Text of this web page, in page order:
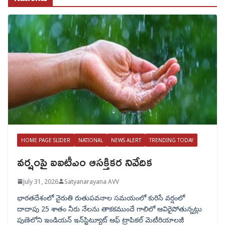
HOME PAGE SLIDER NATIONAL NEWS ALERT TRENDING TODAY
వర్షంపై ఐఐటీఎం ఆసక్తికర నివేదిక
July 31, 2026 Satyanarayana AVV
భారతదేశంలో నైరుతి రుతుపవనాల సమయంలో కురిసే వర్షంలో
దాదాపు 25 శాతం నీరు నేలను తాకకముందే గాలిలో ఆవిరైపోతున్నట్లు
పుణెలోని ఇండియన్ ఇన్‌స్టిట్యూట్ ఆఫ్ ట్రాపికల్ మెటీరియాలజీ